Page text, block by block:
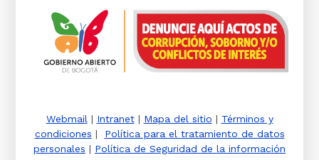
Webmail | Intranet| Mapa del sitio | Términos y
condiciones | Política para el tratamiento de datos
personales | Política de Seguridad de la información